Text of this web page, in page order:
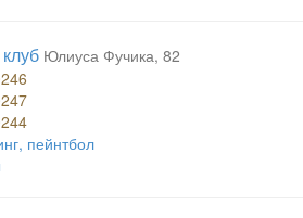
Юлиуса Фучика, 82
пейнтбол